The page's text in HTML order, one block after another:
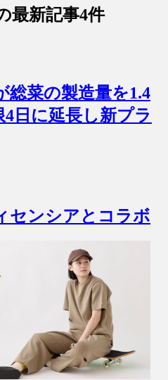
最新記事4件
総菜の製造量を1.4
日に延長し新プラ
センシアとコラボ